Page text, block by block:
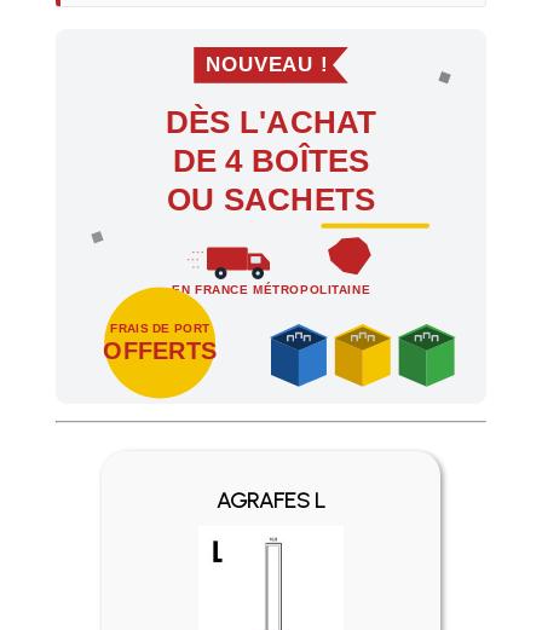
NOUVEAU !
DÈS L'ACHAT
DE 4 BOÎTES
OU SACHETS
EN FRANCE MÉTROPOLITAINE
FRAIS DE PORT
OFFERTS
Profitez des Frais de port offerts en France
AGRAFES L